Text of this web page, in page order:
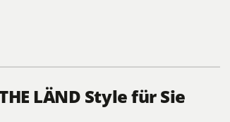
LÄND Style für Sie